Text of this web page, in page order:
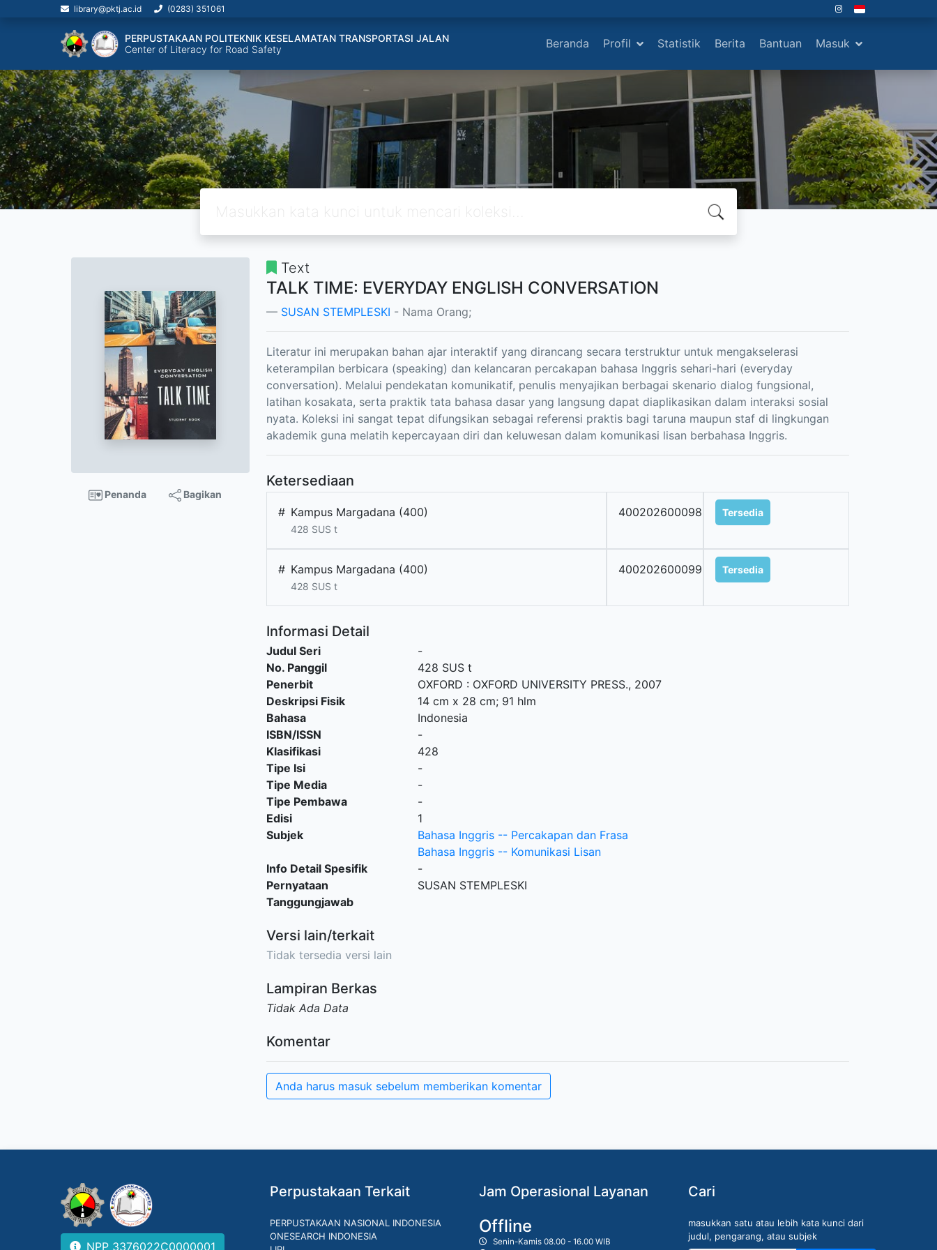
library@pktj.ac.id (0283) 351061
PERPUSTAKAAN POLITEKNIK KESELAMATAN TRANSPORTASI JALAN
Center of Literacy for Road Safety
Beranda Profil Statistik Berita Bantuan Masuk
Penanda Bagikan
Text
TALK TIME: EVERYDAY ENGLISH CONVERSATION
SUSAN STEMPLESKI - Nama Orang;
Literatur ini merupakan bahan ajar interaktif yang dirancang secara terstruktur untuk mengakselerasi
keterampilan berbicara (speaking) dan kelancaran percakapan bahasa Inggris sehari-hari (everyday
conversation). Melalui pendekatan komunikatif, penulis menyajikan berbagai skenario dialog fungsional,
latihan kosakata, serta praktik tata bahasa dasar yang langsung dapat diaplikasikan dalam interaksi sosial
nyata. Koleksi ini sangat tepat difungsikan sebagai referensi praktis bagi taruna maupun staf di lingkungan
akademik guna melatih kepercayaan diri dan keluwesan dalam komunikasi lisan berbahasa Inggris.
Ketersediaan
# Kampus Margadana (400)
428 SUS t
400202600098 Tersedia
# Kampus Margadana (400)
428 SUS t
400202600099 Tersedia
Informasi Detail
Judul Seri
-
No. Panggil
428 SUS t
Penerbit
OXFORD : OXFORD UNIVERSITY PRESS., 2007
Deskripsi Fisik
14 cm x 28 cm; 91 hlm
Bahasa
Indonesia
ISBN/ISSN
-
Klasifikasi
428
Tipe Isi
-
Tipe Media
-
Tipe Pembawa
-
Edisi
1
Subjek
Bahasa Inggris -- Percakapan dan Frasa
Bahasa Inggris -- Komunikasi Lisan
Info Detail Spesifik
-
Pernyataan
Tanggungjawab
SUSAN STEMPLESKI
Versi lain/terkait
Tidak tersedia versi lain
Lampiran Berkas
Tidak Ada Data
Komentar
Anda harus masuk sebelum memberikan komentar
NPP 3376022C0000001
Perpustakaan Terkait
PERPUSTAKAAN NASIONAL INDONESIA
ONESEARCH INDONESIA
Jam Operasional Layanan
Offline
Senin-Kamis 08.00 - 16.00 WIB
Cari
masukkan satu atau lebih kata kunci dari
judul, pengarang, atau subjek